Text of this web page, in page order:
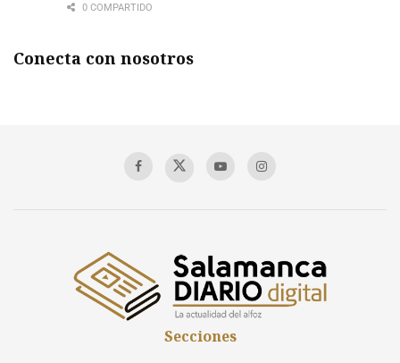
0 COMPARTIDO
Conecta con nosotros
Secciones